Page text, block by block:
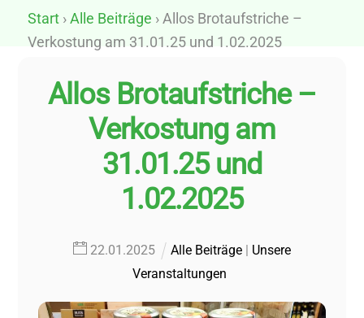
Start›Alle Beiträge › Allos Brotaufstriche –
Verkostung am 31.01.25 und 1.02.2025
Allos Brotaufstriche –
Verkostung am
31.01.25 und
1.02.2025
22.01 .2025 Alle Beiträge| Unsere
Veranstaltungen